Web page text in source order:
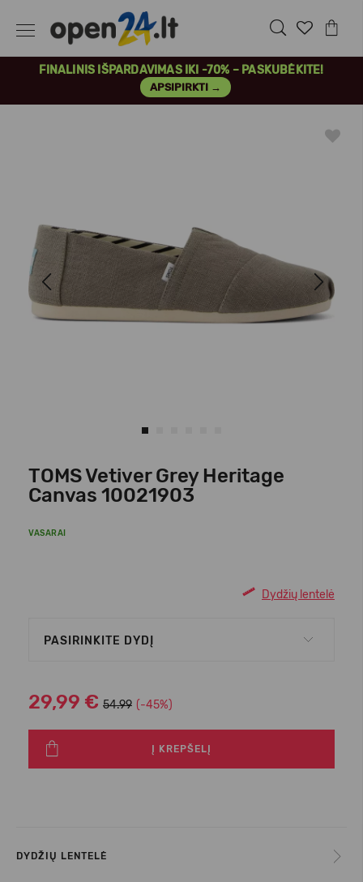
FINALINIS IŠPARDAVIMAS IKI -70% – PASKUBĖKITE!
APSIPIRKTI →
Previous Next
TOMS Vetiver Grey Heritage
Canvas 10021903
VASARAI
Dydžių lentelė
PASIRINKITE DYDĮ
29,99 € 54.99 (-45%)
Į KREPŠELĮ
DYDŽIŲ LENTELĖ